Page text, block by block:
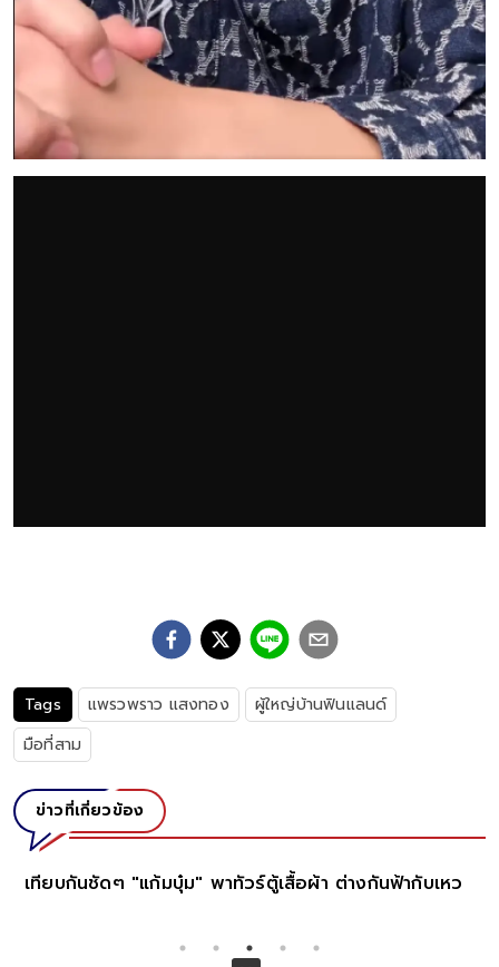
Tags แพรวพราว แสงทอง
ผู้ใหญ่บ้านฟินแลนด์
มือที่สาม
ข่าวที่เกี่ยวข้อง
เทียบกันชัดๆ "แก้มบุ๋ม" พาทัวร์ตู้เสื้อผ้า ต่างกันฟ้ากับเหว
เปิดภาพล่าสุด "หมอปุณณ" ลูกชาย นุสบา